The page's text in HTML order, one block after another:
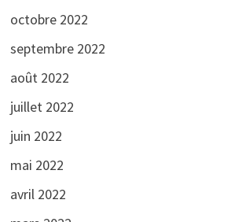
octobre 2022
septembre 2022
août 2022
juillet 2022
juin 2022
mai 2022
avril 2022